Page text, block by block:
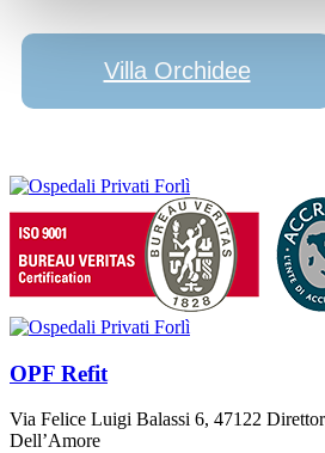
Villa Orchidee
OPF Refit
Via Felice Luigi Balassi 6, 47122
Dell’Amore